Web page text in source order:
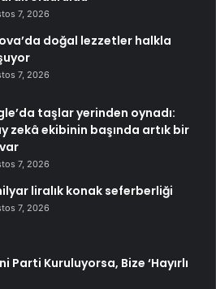
7, 2026
doğal lezzetler halkla
7, 2026
taşlar yerinden oynadı:
zekâ ekibinin başında artık bir
7, 2026
liralık konak seferberliği
7, 2026
Parti Kuruluyorsa, Bize ‘Hayırlı